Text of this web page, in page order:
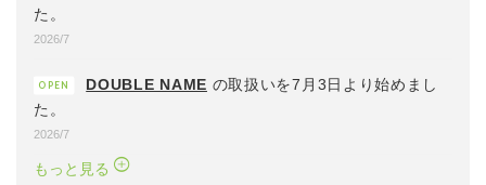
た。
2026/7
OPEN DOUBLE NAME の取扱いを7月3日より始めまし
た。
2026/7
もっと見る